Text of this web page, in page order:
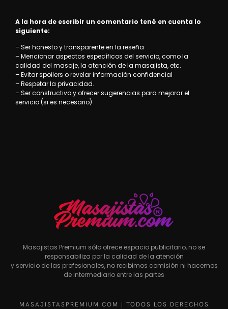
A la hora de escribir un comentario tené en cuenta lo
siguiente:
– Ser honesto y transparente en la reseña
– Mencionar aspectos específicos del servicio, como la
calidad del masaje, la atención de la masajista, etc.
– Evitar spoilers o revelar información confidencial
– Respetar la privacidad.
– Ser constructivo y ofrecer sugerencias para mejorar el
servicio (si es necesario)
Masajistas Premium sólo ofrece espacio publicitario, no se
responsabiliza por la calidad de la atención
y servicio de las profesionales, no recibimos comisión ni hacemos
de intermediario entre las partes
MASAJISTASPREMIUM.COM | TODOS LOS DERECHOS